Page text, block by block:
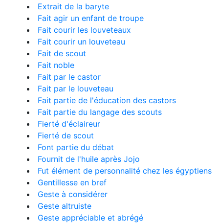
Extrait de la baryte
Fait agir un enfant de troupe
Fait courir les louveteaux
Fait courir un louveteau
Fait de scout
Fait noble
Fait par le castor
Fait par le louveteau
Fait partie de l'éducation des castors
Fait partie du langage des scouts
Fierté d'éclaireur
Fierté de scout
Font partie du débat
Fournit de l'huile après Jojo
Fut élément de personnalité chez les égyptiens
Gentillesse en bref
Geste à considérer
Geste altruiste
Geste appréciable et abrégé